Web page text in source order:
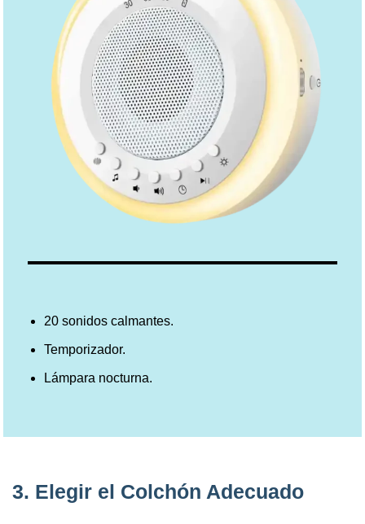
20 sonidos calmantes.
Temporizador.
Lámpara nocturna.
3. Elegir el Colchón Adecuado